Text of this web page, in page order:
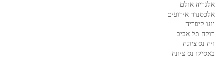
אלגריה אולם
אלכסנדר אירועים
יונו קיסריה
רוקח תל אביב
ויה נס ציונה
באסיקו נס ציונה